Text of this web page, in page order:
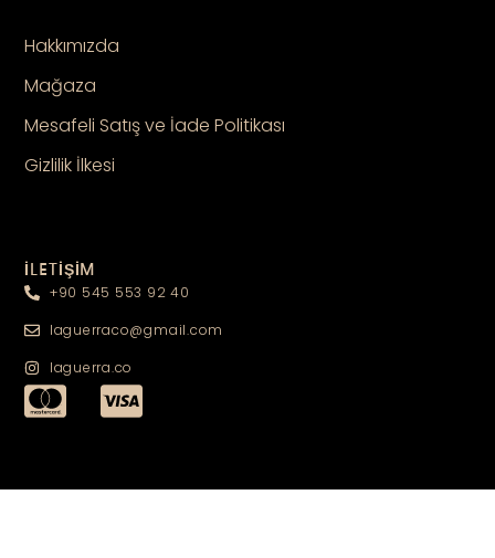
Hakkımızda
Mağaza
Mesafeli Satış ve İade Politikası
Gizlilik İlkesi
İLETİŞİM
+90 545 553 92 40
laguerraco@gmail.com
laguerra.co